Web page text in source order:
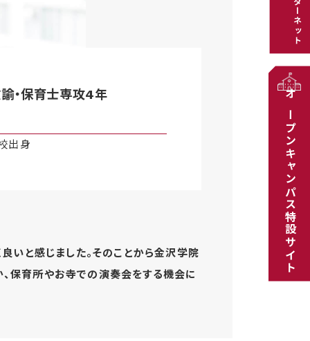
・保育士専攻4年
出身
良いと感じました。そのことから金沢学院
保育所やお寺での演奏会をする機会に
オープンキャンパス特設サイト